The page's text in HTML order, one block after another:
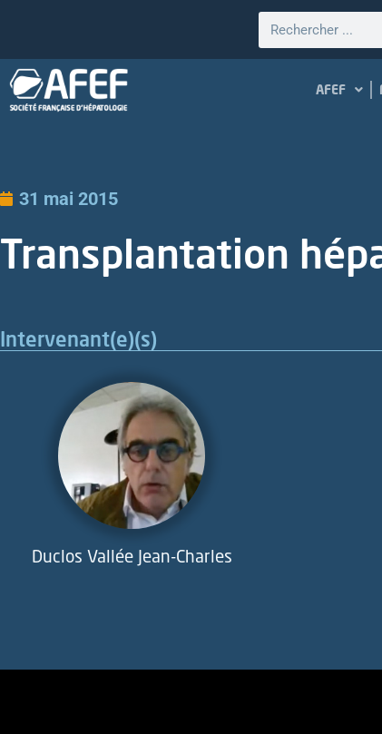
AFEF
31 mai 2015
Transplantation
Intervenant(e)(s)
Duclos Vallée Jean-Charles